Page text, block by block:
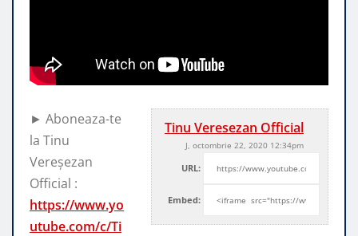
Tinu Veresezan Official
J, octombrie 22, 2020 12:34pm
URL:
Embed:
► Aboneaza-te
la Tinu
Vereșezan
Official :
https://www.yo
utube.com/c/Ti